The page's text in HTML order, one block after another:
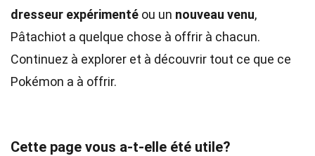
dresseur expérimenté ou un nouveau venu,
Pâtachiot a quelque chose à offrir à chacun.
Continuez à explorer et à découvrir tout ce que ce
Pokémon a à offrir.
Cette page vous a-t-elle été utile?